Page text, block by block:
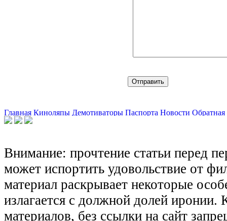
Главная Киноляпы Демотиваторы Паспорта Новости Обратная
Внимание: прочтение статьи перед
может испортить удовольствие от
материал раскрывает некоторые
излагается с должной долей иронии.
материалов, без ссылки на сайт